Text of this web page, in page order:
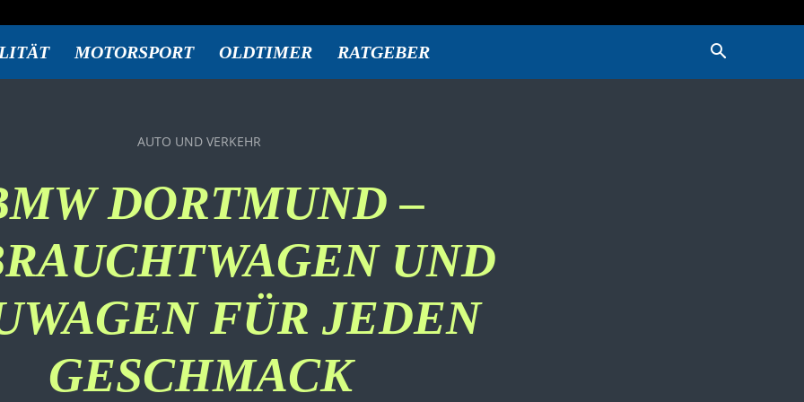
MOTORSPORT OLDTIMER RATGEBER
AUTO UND VERKEHR
DORTMUND –
UND
FÜR JEDEN
GESCHMACK